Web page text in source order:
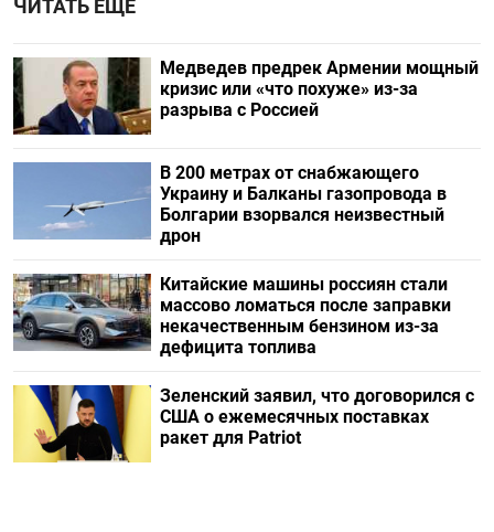
ЧИТАТЬ ЕЩЕ
Медведев предрек Армении мощный
кризис или «что похуже» из-за
разрыва с Россией
В 200 метрах от снабжающего
Украину и Балканы газопровода в
Болгарии взорвался неизвестный
дрон
Китайские машины россиян стали
массово ломаться после заправки
некачественным бензином из-за
дефицита топлива
Зеленский заявил, что договорился с
США о ежемесячных поставках
ракет для Patriot